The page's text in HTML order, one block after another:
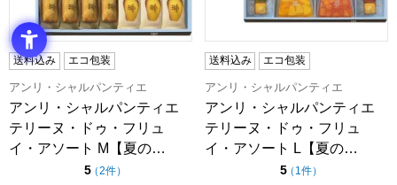
送料込み エコ包装
アンリ・シャルパンティエ
アンリ・シャルパンティエ
テリーヌ・ドゥ・フリュ
イ・アソート M【夏の…
5点（5点満点中）
（2件の評価
）
送料込み エコ包装
アンリ・シャルパンティエ
アンリ・シャルパンティエ
テリーヌ・ドゥ・フリュ
イ・アソート L【夏の…
5点（5点満点中）
（ 1件の評価
）